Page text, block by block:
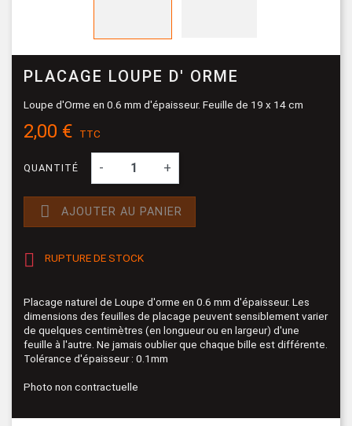
PLACAGE LOUPE D' ORME
Loupe d'Orme en 0.6 mm d'épaisseur. Feuille de 19 x 14 cm
2,00 € TTC
QUANTITÉ - +
 AJOUTER AU PANIER
 RUPTURE DE STOCK
Placage naturel de Loupe d'orme en 0.6 mm d'épaisseur. Les
dimensions des feuilles de placage peuvent sensiblement varier
de quelques centimètres (en longueur ou en largeur) d'une
feuille à l'autre. Ne jamais oublier que chaque bille est différente.
Tolérance d'épaisseur : 0.1mm
Photo non contractuelle